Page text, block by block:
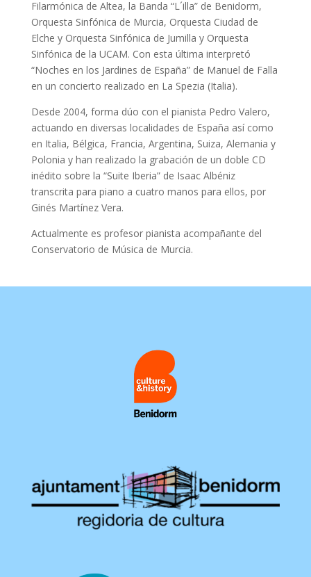
Filarmónica de Altea, la Banda “L´illa” de Benidorm,
Orquesta Sinfónica de Murcia, Orquesta Ciudad de
Elche y Orquesta Sinfónica de Jumilla y Orquesta
Sinfónica de la UCAM. Con esta última interpretó
“Noches en los Jardines de España” de Manuel de Falla
en un concierto realizado en La Spezia (Italia).
Desde 2004, forma dúo con el pianista Pedro Valero,
actuando en diversas localidades de España así como
en Italia, Bélgica, Francia, Argentina, Suiza, Alemania y
Polonia y han realizado la grabación de un doble CD
inédito sobre la “Suite Iberia” de Isaac Albéniz
transcrita para piano a cuatro manos para ellos, por
Ginés Martínez Vera.
Actualmente es profesor pianista acompañante del
Conservatorio de Música de Murcia.